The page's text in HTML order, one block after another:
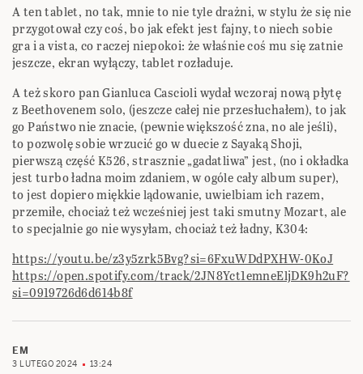
A ten tablet, no tak, mnie to nie tyle drażni, w stylu że się nie
przygotował czy coś, bo jak efekt jest fajny, to niech sobie
gra i a vista, co raczej niepokoi: że właśnie coś mu się zatnie
jeszcze, ekran wyłączy, tablet rozładuje.
A też skoro pan Gianluca Cascioli wydał wczoraj nową płytę
z Beethovenem solo, (jeszcze całej nie przesłuchałem), to jak
go Państwo nie znacie, (pewnie większość zna, no ale jeśli),
to pozwolę sobie wrzucić go w duecie z Sayaką Shoji,
pierwszą część K526, strasznie „gadatliwa” jest, (no i okładka
jest turbo ładna moim zdaniem, w ogóle cały album super),
to jest dopiero miękkie lądowanie, uwielbiam ich razem,
przemiłe, chociaż też wcześniej jest taki smutny Mozart, ale
to specjalnie go nie wysyłam, chociaż też ładny, K304:
https://youtu.be/z3y5zrk5Bvg?si=6FxuWDdPXHW-0KoJ
https://open.spotify.com/track/2JN8Yct1emneEljDK9h2uF?
si=0919726d6d614b8f
EM
3 LUTEGO 2024 13:24